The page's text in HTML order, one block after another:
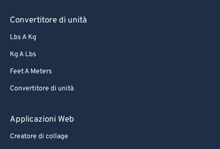
Convertitore di unità
Lbs A Kg
Kg A Lbs
Feet A Meters
Convertitore di unità
Applicazioni Web
Creatore di collage